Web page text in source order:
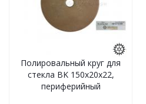
Полировальный круг для
стекла BK 150х20x22,
периферийный